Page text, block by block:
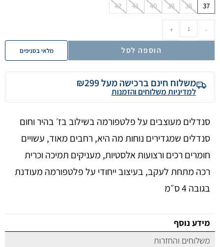
37
38
39
40
41
42
-
+
הוספה לסל מלאי בסניפים
משלוח חינם ברכישה מעל ₪299
למדיניות משלוחים והזמנות
סנדלים מעוצבים על פלטפורמה בשילוב בז׳ בהיר וחום
סנדלים שמגדירים נוחות מה היא, רחבים מאוד, עשויים
חומרים רכים ורצועות אלסטיות, מעניקים תמיכה וכרית
רכה מתחת לעקב, בעיצוב ייחודי על פלטפורמה מעודנת
בגובה 4 ס״מ
מידע נוסף
משלוחים והחזרות